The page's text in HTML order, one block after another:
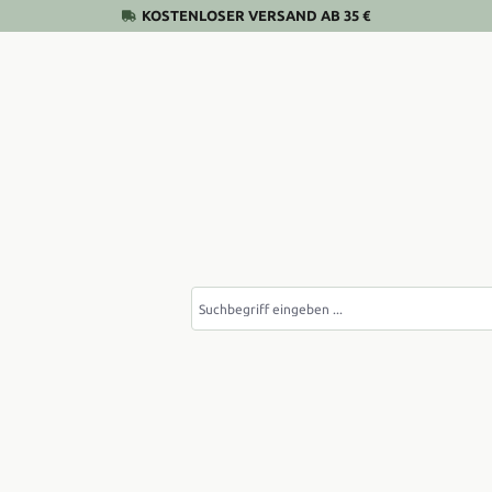
KOSTENLOSER VERSAND AB 35 €